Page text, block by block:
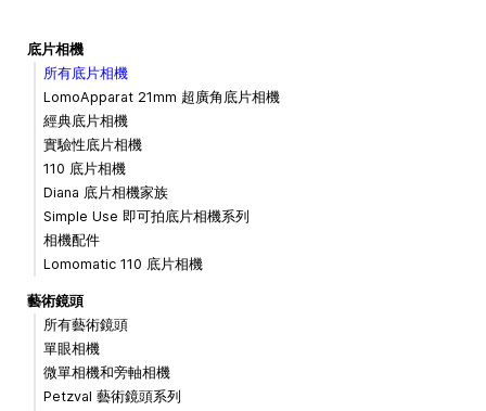
底片相機
所有底片相機
LomoApparat 21mm 超廣角底片相機
經典底片相機
實驗性底片相機
110 底片相機
Diana 底片相機家族
Simple Use 即可拍底片相機系列
相機配件
Lomomatic 110 底片相機
藝術鏡頭
所有藝術鏡頭
單眼相機
微單相機和旁軸相機
Petzval 藝術鏡頭系列